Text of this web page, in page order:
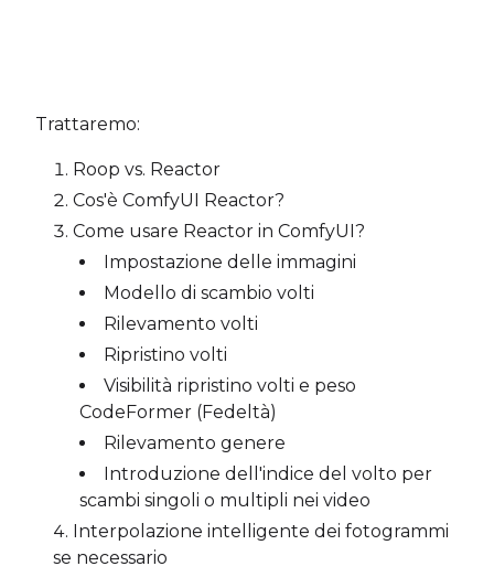
Trattaremo:
Roop vs. Reactor
Cos'è ComfyUI Reactor?
Come usare Reactor in ComfyUI?
Impostazione delle immagini
Modello di scambio volti
Rilevamento volti
Ripristino volti
Visibilità ripristino volti e peso
CodeFormer (Fedeltà)
Rilevamento genere
Introduzione dell'indice del volto per
scambi singoli o multipli nei video
Interpolazione intelligente dei fotogrammi
se necessario